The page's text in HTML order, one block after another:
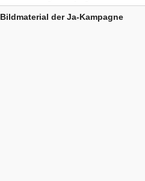
Bildmaterial der Ja-Kampagne